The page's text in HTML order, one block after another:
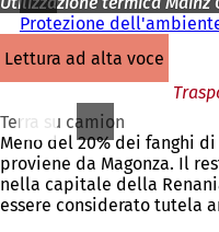
Protezione
lettura ad alta voce
Terra su camion
Meno del 20% dei fanghi
proviene da Magonza. Il
nella capitale della
essere considerato tutela